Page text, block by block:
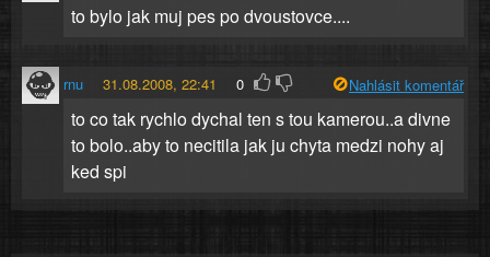
to bylo jak muj pes po dvoustovce....
rnu 31.08.2008, 22:41 0 Nahlásit komentář
to co tak rychlo dychal ten s tou kamerou..a divne
to bolo..aby to necitila jak ju chyta medzi nohy aj
ked spi